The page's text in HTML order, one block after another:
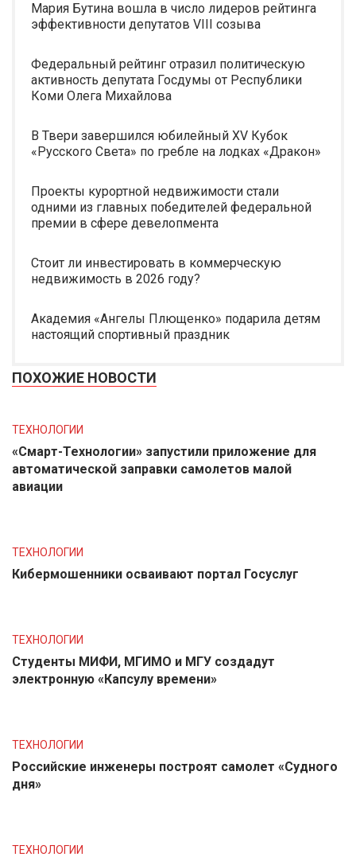
Мария Бутина вошла в число лидеров рейтинга
эффективности депутатов VIII созыва
Федеральный рейтинг отразил политическую
активность депутата Госдумы от Республики
Коми Олега Михайлова
В Твери завершился юбилейный XV Кубок
«Русского Света» по гребле на лодках «Дракон»
Проекты курортной недвижимости стали
одними из главных победителей федеральной
премии в сфере девелопмента
Стоит ли инвестировать в коммерческую
недвижимость в 2026 году?
Академия «Ангелы Плющенко» подарила детям
настоящий спортивный праздник
ПОХОЖИЕ НОВОСТИ
ТЕХНОЛОГИИ
«Смарт-Технологии» запустили приложение для
автоматической заправки самолетов малой
авиации
ТЕХНОЛОГИИ
Кибермошенники осваивают портал Госуслуг
ТЕХНОЛОГИИ
Студенты МИФИ, МГИМО и МГУ создадут
электронную «Капсулу времени»
ТЕХНОЛОГИИ
Российские инженеры построят самолет «Судного
дня»
ТЕХНОЛОГИИ